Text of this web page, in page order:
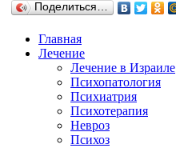
Поделиться…
Главная
Лечение
Лечение в Израиле
Психопатология
Психиатрия
Психотерапия
Невроз
Психоз